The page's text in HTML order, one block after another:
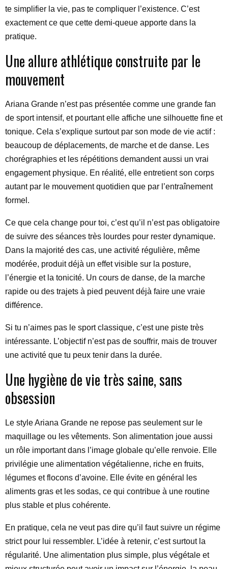
te simplifier la vie, pas te compliquer l’existence. C’est
exactement ce que cette demi-queue apporte dans la
pratique.
Une allure athlétique construite par le
mouvement
Ariana Grande n’est pas présentée comme une grande fan
de sport intensif, et pourtant elle affiche une silhouette fine et
tonique. Cela s’explique surtout par son mode de vie actif :
beaucoup de déplacements, de marche et de danse. Les
chorégraphies et les répétitions demandent aussi un vrai
engagement physique. En réalité, elle entretient son corps
autant par le mouvement quotidien que par l’entraînement
formel.
Ce que cela change pour toi, c’est qu’il n’est pas obligatoire
de suivre des séances très lourdes pour rester dynamique.
Dans la majorité des cas, une activité régulière, même
modérée, produit déjà un effet visible sur la posture,
l’énergie et la tonicité. Un cours de danse, de la marche
rapide ou des trajets à pied peuvent déjà faire une vraie
différence.
Si tu n’aimes pas le sport classique, c’est une piste très
intéressante. L’objectif n’est pas de souffrir, mais de trouver
une activité que tu peux tenir dans la durée.
Une hygiène de vie très saine, sans
obsession
Le style Ariana Grande ne repose pas seulement sur le
maquillage ou les vêtements. Son alimentation joue aussi
un rôle important dans l’image globale qu’elle renvoie. Elle
privilégie une alimentation végétalienne, riche en fruits,
légumes et flocons d’avoine. Elle évite en général les
aliments gras et les sodas, ce qui contribue à une routine
plus stable et plus cohérente.
En pratique, cela ne veut pas dire qu’il faut suivre un régime
strict pour lui ressembler. L’idée à retenir, c’est surtout la
régularité. Une alimentation plus simple, plus végétale et